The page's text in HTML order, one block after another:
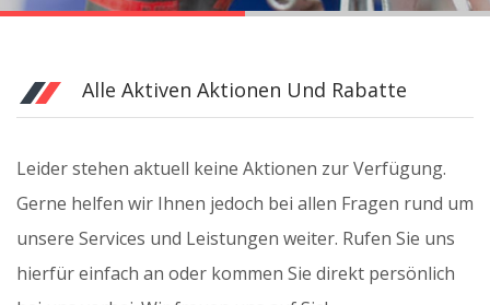
Alle Aktiven Aktionen Und Rabatte
Leider stehen aktuell keine Aktionen zur Verfügung.
Gerne helfen wir Ihnen jedoch bei allen Fragen rund um
unsere Services und Leistungen weiter. Rufen Sie uns
hierfür einfach an oder kommen Sie direkt persönlich